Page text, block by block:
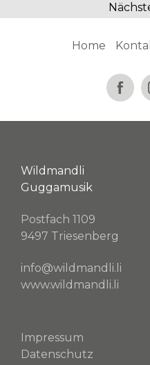
Home
Wildmandli
Guggamusik
Postfach 1109
9497 Triesenberg
info@wildmandli.li
www.wildmandli.li
Impressum
Datenschutz